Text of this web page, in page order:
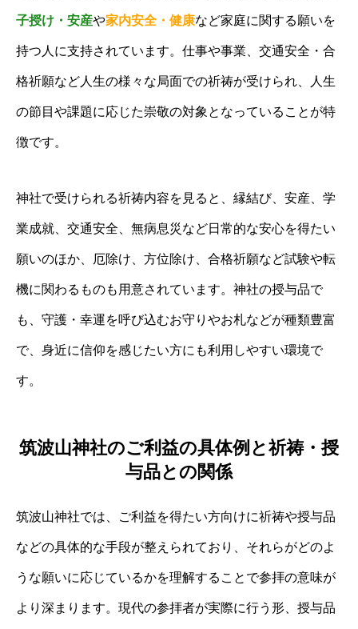
子授け・安産や家内安全・健康など家庭に関する願いを
持つ人に支持されています。仕事や事業、交通安全・合
格祈願など人生の様々な局面での祈祷が受けられ、人生
の節目や課題に応じた崇敬の対象となっていることが特
徴です。
神社で受けられる祈祷内容を見ると、縁結び、安産、学
業成就、交通安全、無病息災など日常的な安心を得たい
願いのほか、厄除け、方位除け、合格祈願など試験や転
機に関わるものも用意されています。神社の授与品で
も、守護・幸運を呼び込むお守りやお札などが種類豊富
で、身近に信仰を感じたい方にも利用しやすい環境で
す。
筑波山神社のご利益の具体例と祈祷・授
与品との関係
筑波山神社では、ご利益を得たい方向けに祈祷や授与品
などの具体的な手段が整えられており、それらがどのよ
うな願いに応じているかを理解することで参拝の意味が
より深まります。現代の参拝者が実際に行う形、授与品